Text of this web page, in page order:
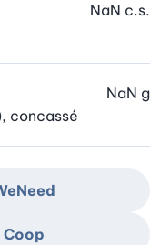
NaN c.s.
concassé
NaN g
Coop